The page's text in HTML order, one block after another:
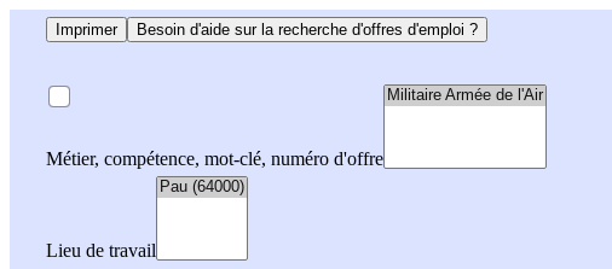
Imprimer Besoin d'aide sur la recherche d'offres d'emploi ?
Métier, compétence, mot-clé, numéro d'offre
Lieu de travail